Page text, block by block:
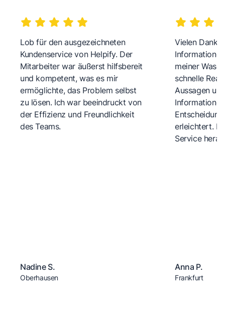
Lob für den ausgezeichneten
Kundenservice von Helpify. Der
Mitarbeiter war äußerst hilfsbereit
und kompetent, was es mir
ermöglichte, das Problem selbst
zu lösen. Ich war beeindruckt von
der Effizienz und Freundlichkeit
des Teams.
Nadine S.
Oberhausen
Vielen Dank
meiner
schnelle
Aussagen
erleichtert.
Service
Anna P.
Frankfurt